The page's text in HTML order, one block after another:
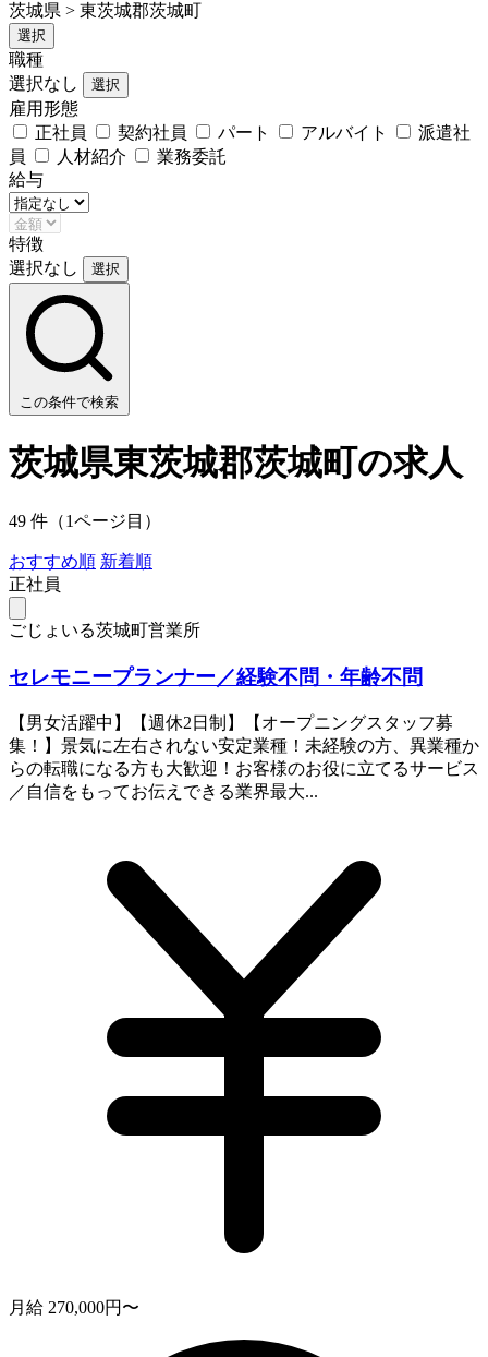
茨城県 > 東茨城郡茨城町
選択
職種
選択なし
選択
雇用形態
正社員
契約社員 パート アルバイト
派遣社
員
人材紹介
業務委託
給与
特徴
選択なし
選択
この条件で検索
茨城県東茨城郡茨城町の求人
49 件（1ページ目）
おすすめ順 新着順
正社員
ごじょいる茨城町営業所
セレモニープランナー／経験不問・年齢不問
【男女活躍中】【週休2日制】【オープニングスタッフ募
集！】景気に左右されない安定業種！未経験の方、異業種か
らの転職になる方も大歓迎！お客様のお役に立てるサービス
／自信をもってお伝えできる業界最大...
月給 270,000円〜